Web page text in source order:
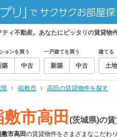
ィ不動産。あなたにピッタリの賃貸物
ョンを買う
築 中古
一戸建てを買う
新築 中古
建てる
土
稲敷市 高田の賃貸物件を探す
市高田 (茨城県)の
敷市高田の賃貸物件をさまざまなこだわ